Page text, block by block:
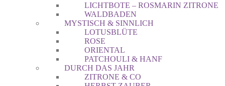
LICHTBOTE – ROSMARIN ZITRONE
WALDBADEN
MYSTISCH & SINNLICH
LOTUSBLÜTE
ROSE
ORIENTAL
PATCHOULI & HANF
DURCH DAS JAHR
ZITRONE & CO